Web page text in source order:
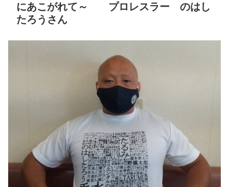
にあこがれて～ プロレスラー のはし
たろうさん